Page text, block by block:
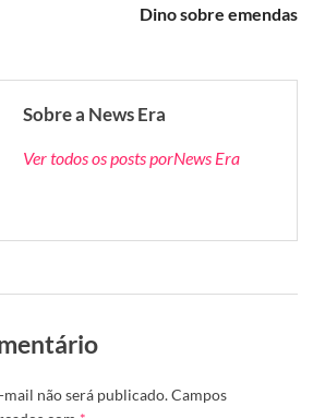
Dino sobre emendas
Sobre a News Era
Ver todos os posts porNews Era
mail não será publicado.Campos